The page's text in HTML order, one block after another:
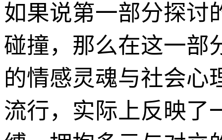
如果说第一部分探讨
碰撞，那么在这一部
的情感灵魂与社会心
流行，实际上反映了